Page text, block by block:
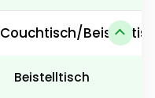
Couchtisch/Beistelltisch
Beistelltisch